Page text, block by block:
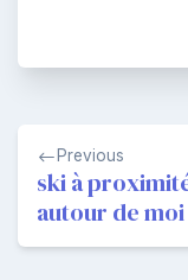
Navigation
de
l’article
Previous
ski à
autour de moi